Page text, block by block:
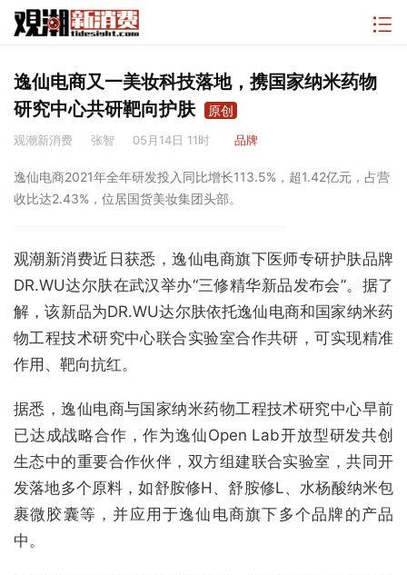
逸仙电商又一美妆科技落地，携国家纳米药物
研究中心共研靶向护肤
原创
观潮新消费 张智 05月14日 11时 品牌
逸仙电商2021年全年研发投入同比增长113.5%，超1.42亿元，占营
收比达2.43%，位居国货美妆集团头部。
观潮新消费近日获悉，逸仙电商旗下医师专研护肤品牌
DR.WU达尔肤在武汉举办“三修精华新品发布会”。据了
解，该新品为DR.WU达尔肤依托逸仙电商和国家纳米药
物工程技术研究中心联合实验室合作共研，可实现精准
作用、靶向抗红。
据悉，逸仙电商与国家纳米药物工程技术研究中心早前
已达成战略合作，作为逸仙Open Lab开放型研发共创
生态中的重要合作伙伴，双方组建联合实验室，共同开
发落地多个原料，如舒胺修H、舒胺修L、水杨酸纳米包
裹微胶囊等，并应用于逸仙电商旗下多个品牌的产品
中。